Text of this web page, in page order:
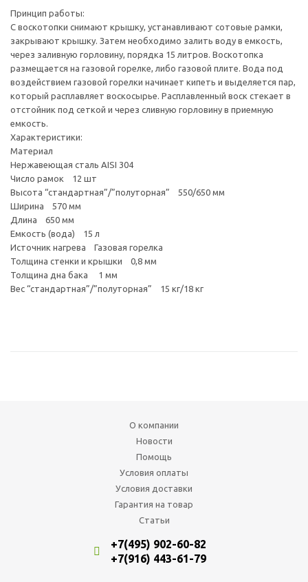
Принцип работы:
С воскотопки снимают крышку, устанавливают сотовые рамки,
закрывают крышку. Затем необходимо залить воду в емкость,
через заливную горловину, порядка 15 литров. Воскотопка
размещается на газовой горелке, либо газовой плите. Вода под
воздействием газовой горелки начинает кипеть и выделяется пар,
который расплавляет воскосырье. Расплавленный воск стекает в
отстойник под сеткой и через сливную горловину в приемную
емкость.
Характеристики:
Материал
Нержавеющая сталь AISI 304
Число рамок 12 шт
Высота “стандартная”/”полуторная” 550/650 мм
Ширина 570 мм
Длина 650 мм
Емкость (вода) 15 л
Источник нагрева Газовая горелка
Толщина стенки и крышки 0,8 мм
Толщина дна бака 1 мм
Вес “стандартная”/”полуторная” 15 кг/18 кг
О компании
Новости
Помощь
Условия оплаты
Условия доставки
Гарантия на товар
Статьи
+7(495) 902-60-82
+7(916) 443-61-79